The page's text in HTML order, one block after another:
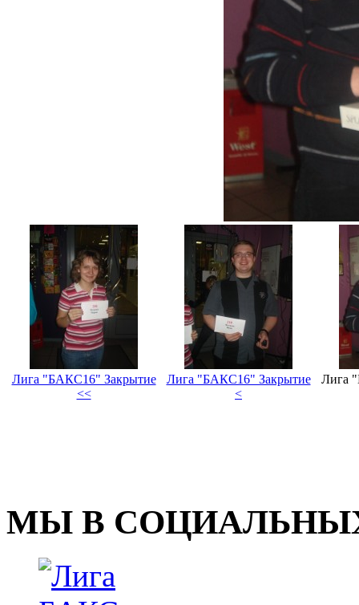
Лига "БАКС16" Закрытие Лига "БАКС16" Закрытие
Лига
<<
<
МЫ В